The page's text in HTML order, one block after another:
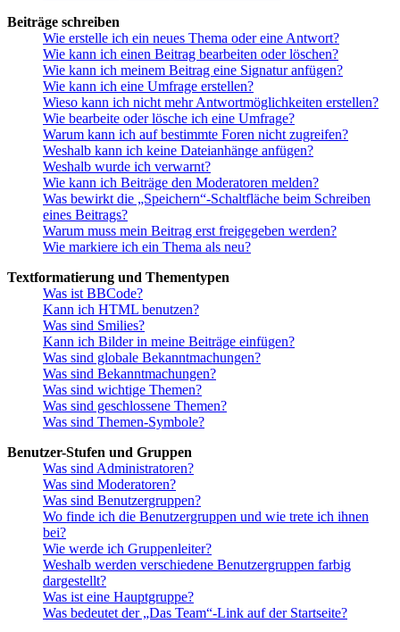
Beiträge schreiben
Wie erstelle ich ein neues Thema oder eine Antwort?
Wie kann ich einen Beitrag bearbeiten oder löschen?
Wie kann ich meinem Beitrag eine Signatur anfügen?
Wie kann ich eine Umfrage erstellen?
Wieso kann ich nicht mehr Antwortmöglichkeiten erstellen?
Wie bearbeite oder lösche ich eine Umfrage?
Warum kann ich auf bestimmte Foren nicht zugreifen?
Weshalb kann ich keine Dateianhänge anfügen?
Weshalb wurde ich verwarnt?
Wie kann ich Beiträge den Moderatoren melden?
Was bewirkt die „Speichern“-Schaltfläche beim Schreiben
eines Beitrags?
Warum muss mein Beitrag erst freigegeben werden?
Wie markiere ich ein Thema als neu?
Textformatierung und Thementypen
Was ist BBCode?
Kann ich HTML benutzen?
Was sind Smilies?
Kann ich Bilder in meine Beiträge einfügen?
Was sind globale Bekanntmachungen?
Was sind Bekanntmachungen?
Was sind wichtige Themen?
Was sind geschlossene Themen?
Was sind Themen-Symbole?
Benutzer-Stufen und Gruppen
Was sind Administratoren?
Was sind Moderatoren?
Was sind Benutzergruppen?
Wo finde ich die Benutzergruppen und wie trete ich ihnen
bei?
Wie werde ich Gruppenleiter?
Weshalb werden verschiedene Benutzergruppen farbig
dargestellt?
Was ist eine Hauptgruppe?
Was bedeutet der „Das Team“-Link auf der Startseite?